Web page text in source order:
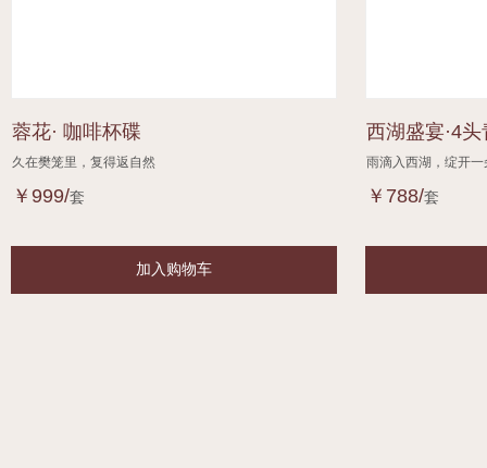
加入购物车
蓉花· 咖啡杯碟
久在樊笼里，复得返自然
￥999/套
西湖盛宴·4
雨滴入西湖，绽开一
￥788/套